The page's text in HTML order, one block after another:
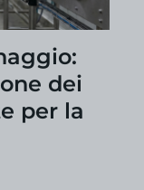
dei
per la